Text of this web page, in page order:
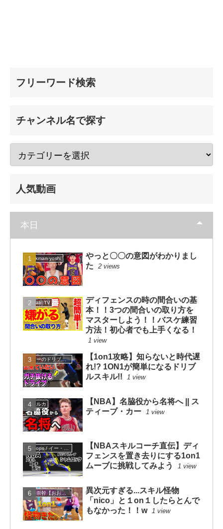
フリーワード検索
チャンネル名で探す
人気動画
本日
dunkman yoshi
やっと〇〇の意図がわかりまし
た
2 views
mituaki TV
ディフェンスの時の間合いの基
本！！3つの間合いの取り方を
マスターしよう！！バスケ練習
方法！初心者でも上手くなる！
1 view
コニーのドリブルスクール
【1on1攻略】知らないと時代遅
れ!? 1ON1が簡単になるドリブ
ルスキル!!
1 view
ハレルカ
【NBA】名脇役から名将へ || ス
ティーブ・カー
1 view
eHoops / イー・フープス
【NBAスキルコーチ直伝】ディ
フェンスを置き去りにする1on1
ムーブに挑戦してみよう
1 view
大井崇幹【おおいたかよし】
異次元すぎる...スキル怪物
「nico」と１on１したらとんで
もなかった！！w
1 view